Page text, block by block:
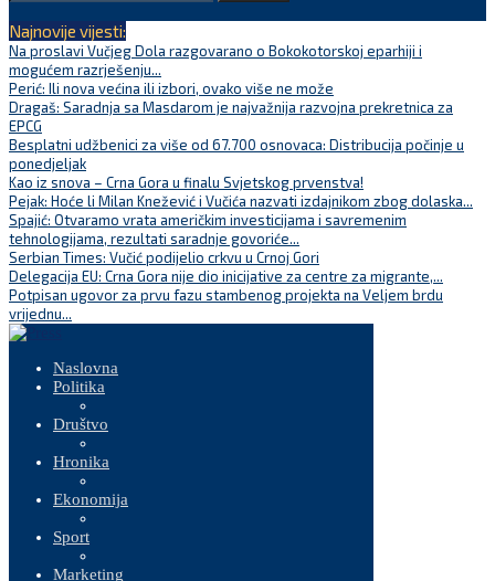
Najnovije vijesti:
Na proslavi Vučjeg Dola razgovarano o Bokokotorskoj eparhiji i
mogućem razrješenju...
Perić: Ili nova većina ili izbori, ovako više ne može
Dragaš: Saradnja sa Masdarom je najvažnija razvojna prekretnica za
EPCG
Besplatni udžbenici za više od 67.700 osnovaca: Distribucija počinje u
ponedjeljak
Kao iz snova – Crna Gora u finalu Svjetskog prvenstva!
Pejak: Hoće li Milan Knežević i Vučića nazvati izdajnikom zbog dolaska...
Spajić: Otvaramo vrata američkim investicijama i savremenim
tehnologijama, rezultati saradnje govoriće...
Serbian Times: Vučić podijelio crkvu u Crnoj Gori
Delegacija EU: Crna Gora nije dio inicijative za centre za migrante,...
Potpisan ugovor za prvu fazu stambenog projekta na Veljem brdu
vrijednu...
Naslovna
Politika
Društvo
Hronika
Ekonomija
Sport
Marketing